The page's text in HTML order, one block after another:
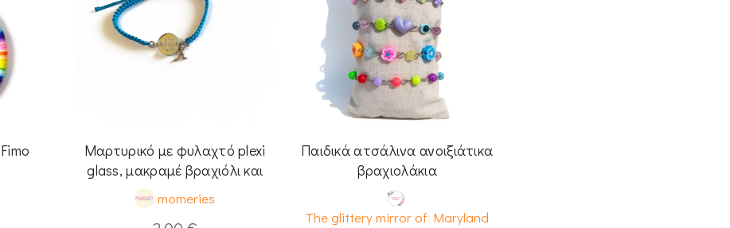
Μαρτυρικό με φυλαχτό plexi
glass, μακραμέ βραχιόλι και
μονόγραμμα
momeries
Παιδικά ατσάλινα ανοιξιάτικα
βραχιολάκια
The glittery mirror of Maryland